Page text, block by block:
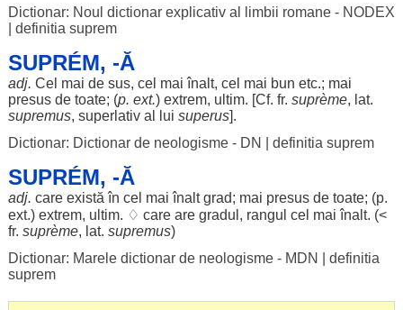
Dictionar: Noul dictionar explicativ al limbii romane - NODEX
definitia suprem
SUPRÉM, -Ă
adj. Cel mai de sus, cel maiînalt, cel mai bun etc.; mai
presusde toate; (p. ext.) extrem, ultim. [Cf. fr. suprème, lat.
supremus, superlatival lui superus].
Dictionar: Dictionar de neologisme - DN
definitia suprem
SUPRÉM, -Ă
adj. care există în cel maiînalt grad; mai presusde toate; (p.
ext.) extrem, ultim. ♢ care are gradul , rangul cel maiînalt. (<
fr. suprème, lat. supremus)
Dictionar: Marele dictionar de neologisme - MDN
definitia
suprem